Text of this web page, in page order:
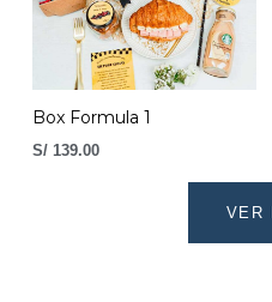
Box Formula 1
S/139.00
VER